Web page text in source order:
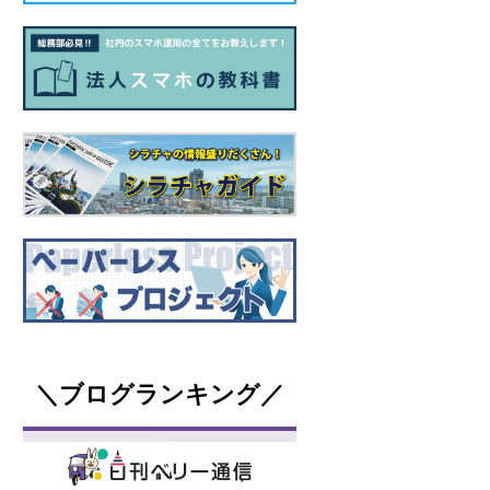
＼ブログランキング／